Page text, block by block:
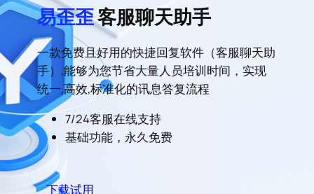
易歪歪客服聊天助手
一款免费且好用的快捷回复软件（客服聊天助
手）,能够为您节省大量人员培训时间，实现
统一,高效,标准化的讯息答复流程
7/24客服在线支持
基础功能，永久免费
下载试用